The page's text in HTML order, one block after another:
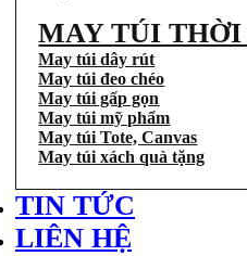
MAY TÚI
May túi dây rút
May túi đeo chéo
May túi gấp gọn
May túi mỹ phẩm
May túi Tote, Canvas
May túi xách quà tặng
TIN TỨC
LIÊN HỆ